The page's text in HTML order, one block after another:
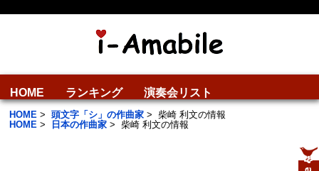
HOME ランキング 演奏会リスト
HOME > 頭文字「シ」の作曲家 > 柴崎 利文の情報
HOME > 日本の作曲家 > 柴崎 利文の情報